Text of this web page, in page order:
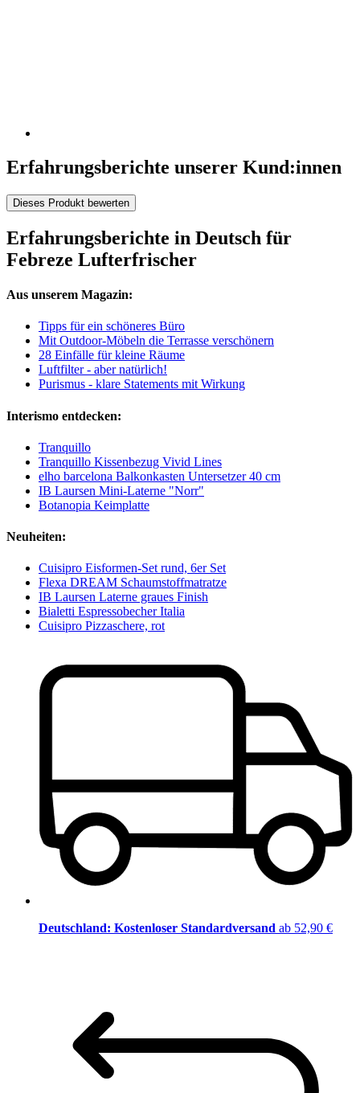
Erfahrungsberichte unserer Kund:innen
Dieses Produkt bewerten
Erfahrungsberichte in Deutsch für
Febreze Lufterfrischer
Aus unserem Magazin:
Tipps für ein schöneres Büro
Mit Outdoor-Möbeln die Terrasse verschönern
28 Einfälle für kleine Räume
Luftfilter - aber natürlich!
Purismus - klare Statements mit Wirkung
Interismo entdecken:
Tranquillo
Tranquillo Kissenbezug Vivid Lines
elho barcelona Balkonkasten Untersetzer 40 cm
IB Laursen Mini-Laterne "Norr"
Botanopia Keimplatte
Neuheiten:
Cuisipro Eisformen-Set rund, 6er Set
Flexa DREAM Schaumstoffmatratze
IB Laursen Laterne graues Finish
Bialetti Espressobecher Italia
Cuisipro Pizzaschere, rot
Deutschland: Kostenloser Standardversand ab 52,90 €